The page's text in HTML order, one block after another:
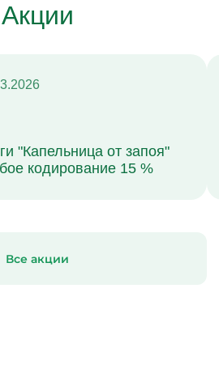
Акции
"Капельница от запоя"
кодирование 15 %
Все акции